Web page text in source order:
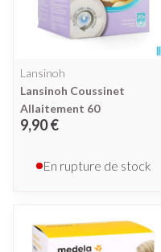
Lansinoh
Lansinoh Coussinet
Allaitement 60
9,90 €
En rupture de stock